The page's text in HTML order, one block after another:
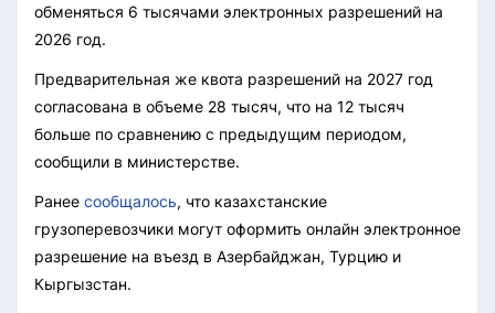
обменяться 6 тысячами электронных разрешений на
2026 год.
Предварительная же квота разрешений на 2027 год
согласована в объеме 28 тысяч, что на 12 тысяч
больше по сравнению с предыдущим периодом,
сообщили в министерстве.
Ранее сообщалось, что казахстанские
грузоперевозчики могут оформить онлайн электронное
разрешение на въезд в Азербайджан, Турцию и
Кыргызстан.